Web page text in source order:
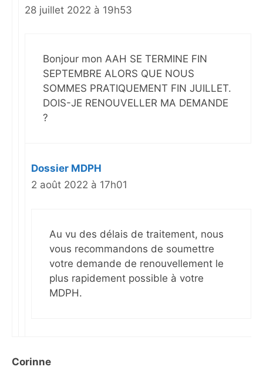
28 juillet 2022 à 19h53
Bonjour mon AAH SE TERMINE FIN
SEPTEMBRE ALORS QUE NOUS
SOMMES PRATIQUEMENT FIN JUILLET.
DOIS-JE RENOUVELLER MA DEMANDE
?
Dossier MDPH
2 août 2022 à 17h01
Au vu des délais de traitement, nous
vous recommandons de soumettre
votre demande de renouvellement le
plus rapidement possible à votre
MDPH.
Corinne